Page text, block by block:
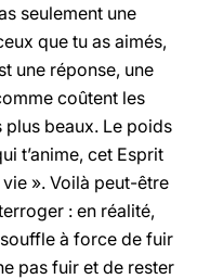
seulement une
que tu as aimés,
une réponse, une
coûtent les
plus beaux. Le poids
t’anime, cet Esprit
». Voilà peut-être
: en réalité,
à force de fuir
pas fuir et de rester